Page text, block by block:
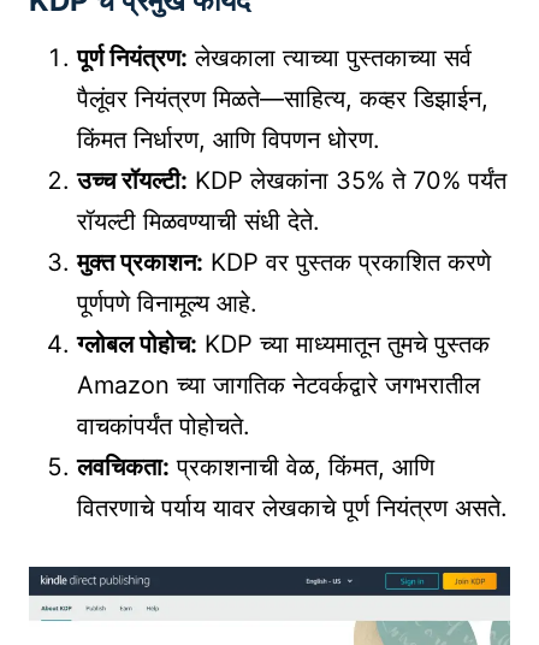
पूर्ण नियंत्रण: लेखकाला त्याच्या पुस्तकाच्या सर्व
पैलूंवर नियंत्रण मिळते—साहित्य, कव्हर डिझाईन,
किंमत निर्धारण, आणि विपणन धोरण.
उच्च रॉयल्टी: KDP लेखकांना 35% ते 70% पर्यंत
रॉयल्टी मिळवण्याची संधी देते.
मुक्त प्रकाशन: KDP वर पुस्तक प्रकाशित करणे
पूर्णपणे विनामूल्य आहे.
ग्लोबल पोहोच: KDP च्या माध्यमातून तुमचे पुस्तक
Amazon च्या जागतिक नेटवर्कद्वारे जगभरातील
वाचकांपर्यंत पोहोचते.
लवचिकता: प्रकाशनाची वेळ, किंमत, आणि
वितरणाचे पर्याय यावर लेखकाचे पूर्ण नियंत्रण असते.